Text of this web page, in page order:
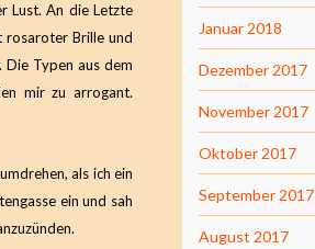
Lust. An die Letzte
rosaroter Brille und
Die Typen aus dem
mir zu arrogant.
als ich ein
ein und sah
Januar 2018
Dezember 2017
November 2017
Oktober 2017
September 2017
August 2017